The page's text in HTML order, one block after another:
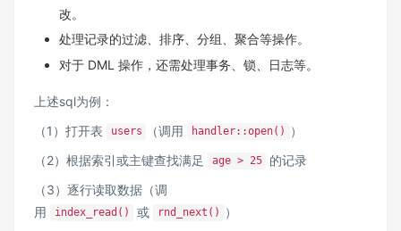
改。
处理记录的过滤、排序、分组、聚合等操作。
对于 DML 操作，还需处理事务、锁、日志等。
上述sql为例：
（1）打开表
users （调用 handler::open()
）
（2）根据索引或主键查找满足
age > 25
的记录
（3）逐行读取数据（调
用
index_read() 或 rnd_next()
）